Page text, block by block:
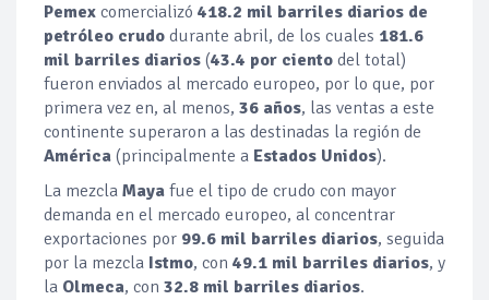
Pemex comercializó 418.2 mil barriles diarios de
petróleo crudo durante abril, de los cuales 181.6
mil barriles diarios (43.4 por ciento del total)
fueron enviados al mercado europeo, por lo que, por
primera vez en, al menos, 36 años, las ventas a este
continente superaron a las destinadas la región de
América (principalmente a Estados Unidos).
La mezcla Maya fue el tipo de crudo con mayor
demanda en el mercado europeo, al concentrar
exportaciones por 99.6 mil barriles diarios, seguida
por la mezcla Istmo, con 49.1 mil barriles diarios, y
la Olmeca, con 32.8 mil barriles diarios.